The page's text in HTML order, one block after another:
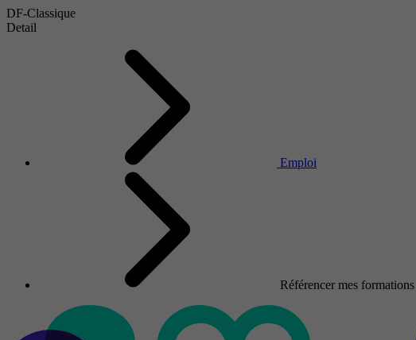
DF-Classique
Detail
Emploi
Référencer mes formations